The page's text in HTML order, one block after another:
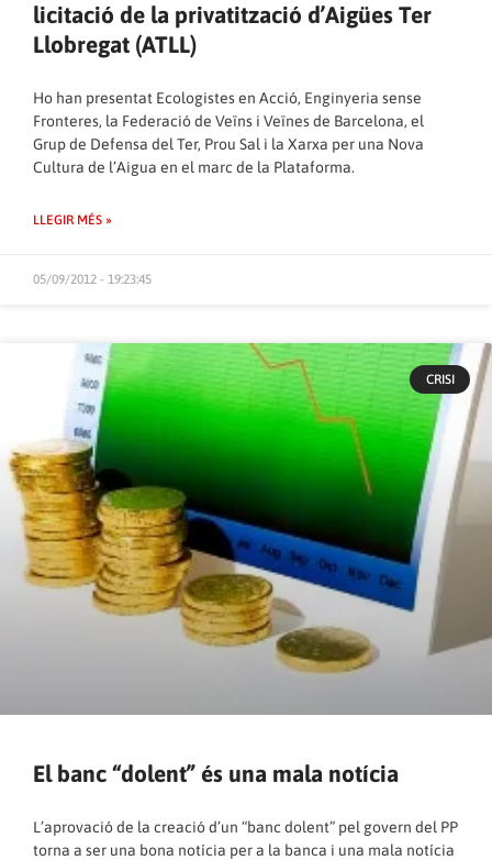
licitació de la privatització d’Aigües Ter
Llobregat (ATLL)
Ho han presentat Ecologistes en Acció, Enginyeria sense
Fronteres, la Federació de Veïns i Veïnes de Barcelona, el
Grup de Defensa del Ter, Prou Sal i la Xarxa per una Nova
Cultura de l’Aigua en el marc de la Plataforma.
LLEGIR MÉS »
05/09/2012 - 19:23:45
CRISI
El banc “dolent” és una mala notícia
L’aprovació de la creació d’un “banc dolent” pel govern del PP
torna a ser una bona notícia per a la banca i una mala notícia